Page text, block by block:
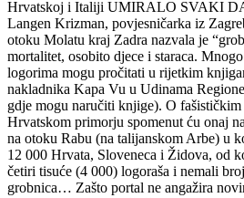
Hrvatskoj i Italiji UMIRALO SVAKI
Langen Krizman, povjesničarka iz
otoku Molatu kraj Zadra nazvala je
mortalitet, osobito djece i staraca.
logorima mogu pročitati u rijetkim
nakladnika Kapa Vu u Udinama
gdje mogu naručiti knjige). O
Hrvatskom primorju spomenut ću onaj
na otoku Rabu (na talijanskom Arbe) u
12 000 Hrvata, Sloveneca i Židova, od
četiri tisuće (4 000) logoraša i nemali
grobnica… Zašto portal ne angažira